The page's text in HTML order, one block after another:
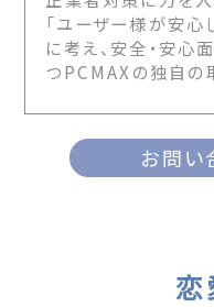
「ユーザー様が安心
に考え、安全・安心
つPCMAXの独自の
お問い
恋